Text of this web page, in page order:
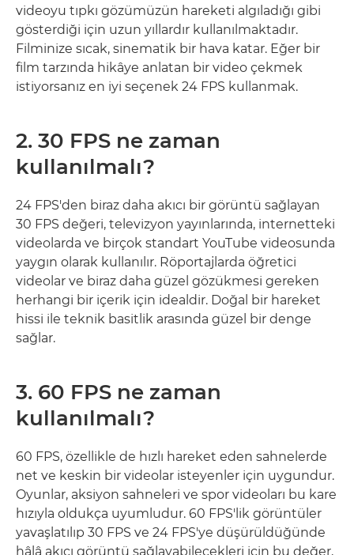
videoyu tıpkı gözümüzün hareketi algıladığı gibi
gösterdiği için uzun yıllardır kullanılmaktadır.
Filminize sıcak, sinematik bir hava katar. Eğer bir
film tarzında hikâye anlatan bir video çekmek
istiyorsanız en iyi seçenek 24 FPS kullanmak.
2. 30 FPS ne zaman
kullanılmalı?
24 FPS'den biraz daha akıcı bir görüntü sağlayan
30 FPS değeri, televizyon yayınlarında, internetteki
videolarda ve birçok standart YouTube videosunda
yaygın olarak kullanılır. Röportajlarda öğretici
videolar ve biraz daha güzel gözükmesi gereken
herhangi bir içerik için idealdir. Doğal bir hareket
hissi ile teknik basitlik arasında güzel bir denge
sağlar.
3. 60 FPS ne zaman
kullanılmalı?
60 FPS, özellikle de hızlı hareket eden sahnelerde
net ve keskin bir videolar isteyenler için uygundur.
Oyunlar, aksiyon sahneleri ve spor videoları bu kare
hızıyla oldukça uyumludur. 60 FPS'lik görüntüler
yavaşlatılıp 30 FPS ve 24 FPS'ye düşürüldüğünde
hâlâ akıcı görüntü sağlayabilecekleri için bu değer,